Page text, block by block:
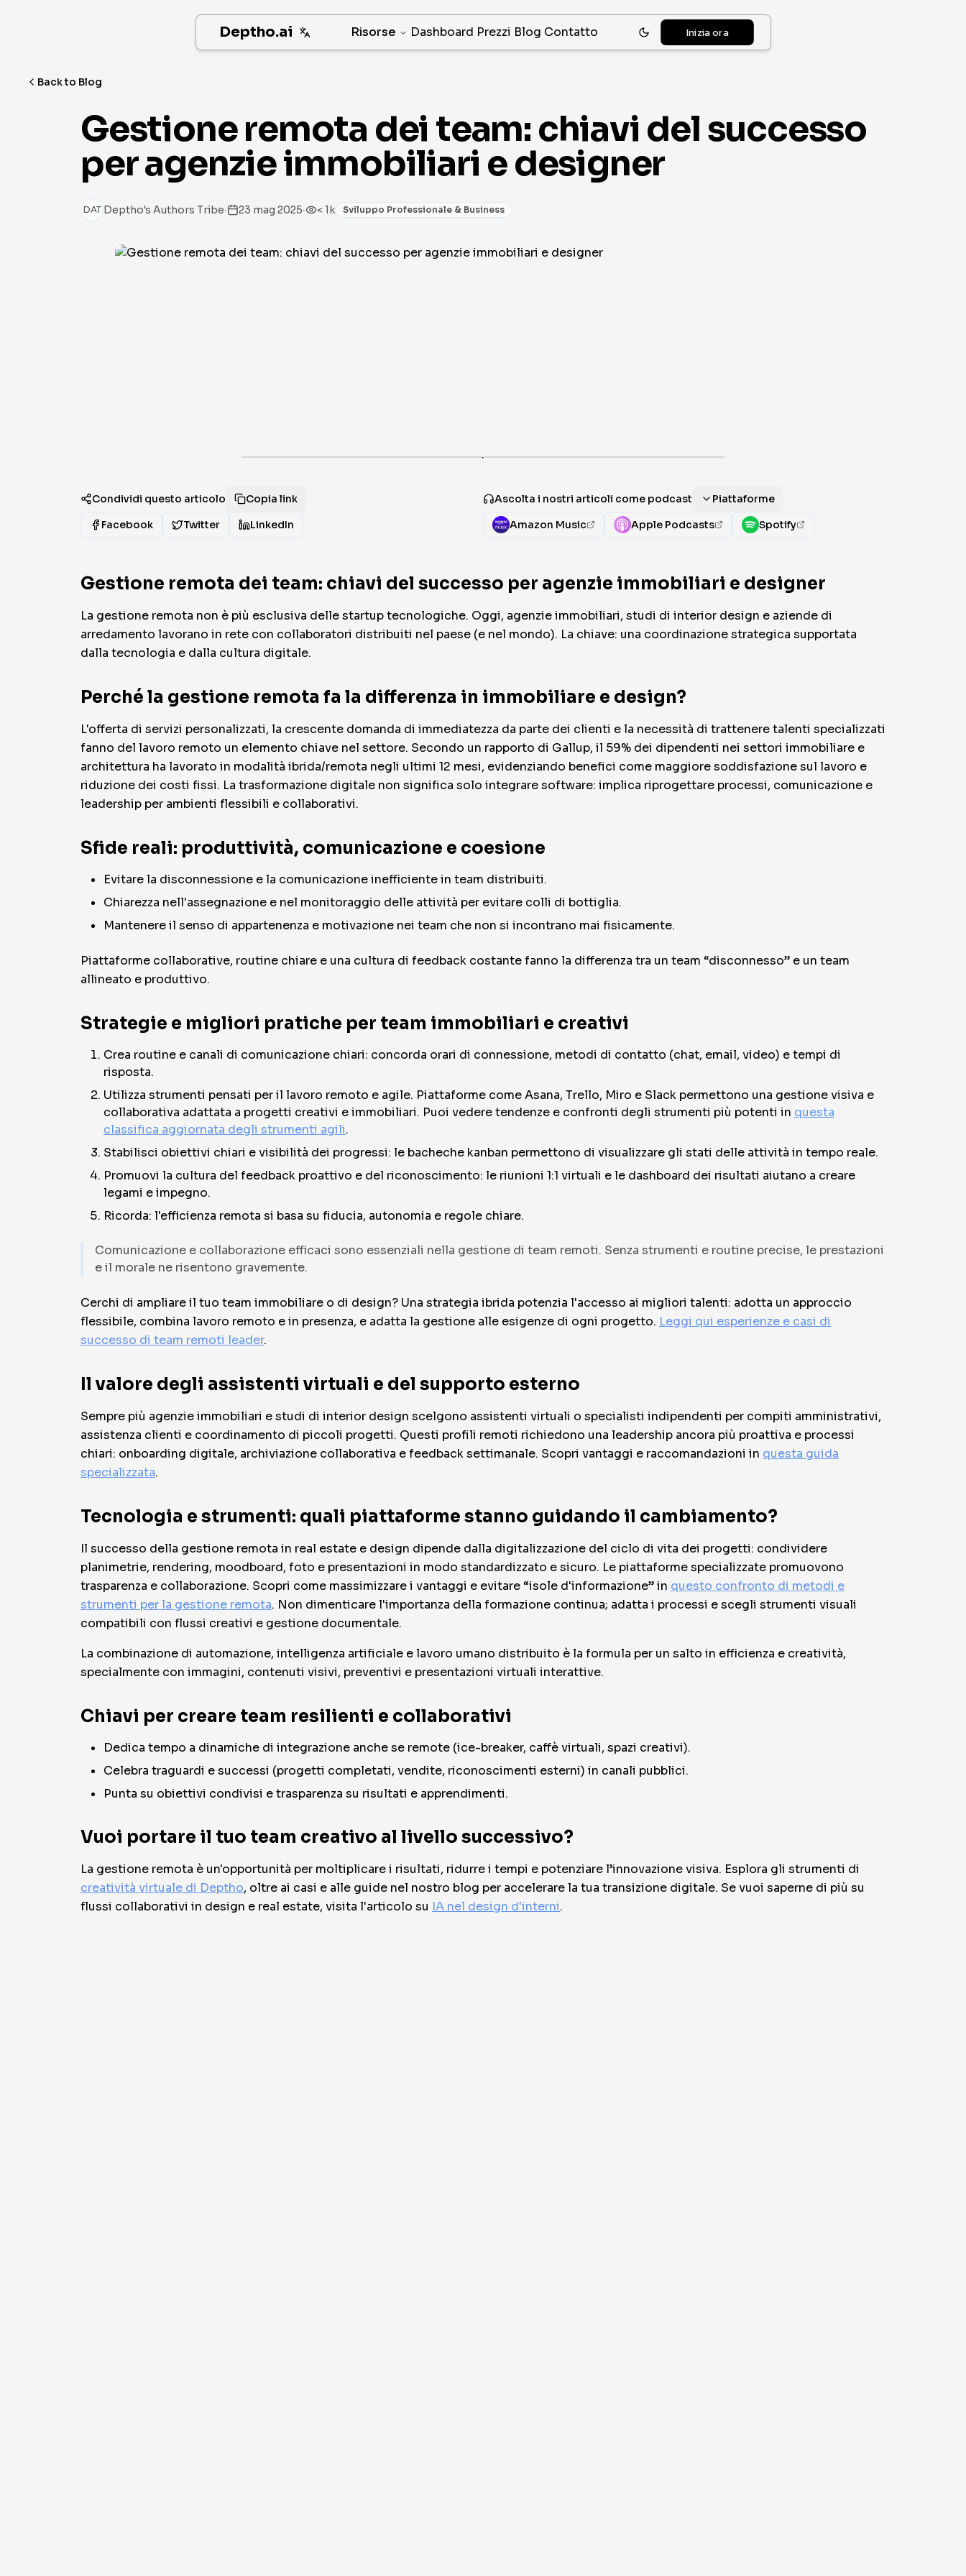
Deptho.ai Risorse Dashboard Prezzi Blog Contatto Inizia ora
Back to Blog
Gestione remota dei team: chiavi del successo
per agenzie immobiliari e designer
DAT Deptho's Authors Tribe· 23 mag 2025· < 1k Sviluppo Professionale & Business
·
Condividi questo articolo
Copia link
Facebook
Twitter LinkedIn
Ascolta i nostri articoli come podcast
Piattaforme
Amazon Music
Apple Podcasts Spotify
Gestione remota dei team: chiavi del successo per agenzie immobiliari e designer
La gestione remota non è più esclusiva delle startup tecnologiche. Oggi, agenzie immobiliari, studi di interior design e aziende di
arredamento lavorano in rete con collaboratori distribuiti nel paese (e nel mondo). La chiave: una coordinazione strategica supportata
dalla tecnologia e dalla cultura digitale.
Perché la gestione remota fa la differenza in immobiliare e design?
L'offerta di servizi personalizzati, la crescente domanda di immediatezza da parte dei clienti e la necessità di trattenere talenti specializzati
fanno del lavoro remoto un elemento chiave nel settore. Secondo un rapporto di Gallup, il 59% dei dipendenti nei settori immobiliare e
architettura ha lavorato in modalità ibrida/remota negli ultimi 12 mesi, evidenziando benefici come maggiore soddisfazione sul lavoro e
riduzione dei costi fissi. La trasformazione digitale non significa solo integrare software: implica riprogettare processi, comunicazione e
leadership per ambienti flessibili e collaborativi.
Sfide reali: produttività, comunicazione e coesione
Evitare la disconnessione e la comunicazione inefficiente in team distribuiti.
Chiarezza nell'assegnazione e nel monitoraggio delle attività per evitare colli di bottiglia.
Mantenere il senso di appartenenza e motivazione nei team che non si incontrano mai fisicamente.
Piattaforme collaborative, routine chiare e una cultura di feedback costante fanno la differenza tra un team “disconnesso” e un team
allineato e produttivo.
Strategie e migliori pratiche per team immobiliari e creativi
Crea routine e canali di comunicazione chiari: concorda orari di connessione, metodi di contatto (chat, email, video) e tempi di
risposta.
Utilizza strumenti pensati per il lavoro remoto e agile. Piattaforme come Asana, Trello, Miro e Slack permettono una gestione visiva e
collaborativa adattata a progetti creativi e immobiliari. Puoi vedere tendenze e confronti degli strumenti più potenti in questa
classifica aggiornata degli strumenti agili.
Stabilisci obiettivi chiari e visibilità dei progressi: le bacheche kanban permettono di visualizzare gli stati delle attività in tempo reale.
Promuovi la cultura del feedback proattivo e del riconoscimento: le riunioni 1:1 virtuali e le dashboard dei risultati aiutano a creare
legami e impegno.
Ricorda: l'efficienza remota si basa su fiducia, autonomia e regole chiare.
Comunicazione e collaborazione efficaci sono essenziali nella gestione di team remoti. Senza strumenti e routine precise, le prestazioni
e il morale ne risentono gravemente.
Cerchi di ampliare il tuo team immobiliare o di design? Una strategia ibrida potenzia l'accesso ai migliori talenti: adotta un approccio
flessibile, combina lavoro remoto e in presenza, e adatta la gestione alle esigenze di ogni progetto. Leggi qui esperienze e casi di
successo di team remoti leader.
Il valore degli assistenti virtuali e del supporto esterno
Sempre più agenzie immobiliari e studi di interior design scelgono assistenti virtuali o specialisti indipendenti per compiti amministrativi,
assistenza clienti e coordinamento di piccoli progetti. Questi profili remoti richiedono una leadership ancora più proattiva e processi
chiari: onboarding digitale, archiviazione collaborativa e feedback settimanale. Scopri vantaggi e raccomandazioni in questa guida
specializzata.
Tecnologia e strumenti: quali piattaforme stanno guidando il cambiamento?
Il successo della gestione remota in real estate e design dipende dalla digitalizzazione del ciclo di vita dei progetti: condividere
planimetrie, rendering, moodboard, foto e presentazioni in modo standardizzato e sicuro. Le piattaforme specializzate promuovono
trasparenza e collaborazione. Scopri come massimizzare i vantaggi e evitare “isole d'informazione” in questo confronto di metodi e
strumenti per la gestione remota. Non dimenticare l'importanza della formazione continua; adatta i processi e scegli strumenti visuali
compatibili con flussi creativi e gestione documentale.
La combinazione di automazione, intelligenza artificiale e lavoro umano distribuito è la formula per un salto in efficienza e creatività,
specialmente con immagini, contenuti visivi, preventivi e presentazioni virtuali interattive.
Chiavi per creare team resilienti e collaborativi
Dedica tempo a dinamiche di integrazione anche se remote (ice-breaker, caffè virtuali, spazi creativi).
Celebra traguardi e successi (progetti completati, vendite, riconoscimenti esterni) in canali pubblici.
Punta su obiettivi condivisi e trasparenza su risultati e apprendimenti.
Vuoi portare il tuo team creativo al livello successivo?
La gestione remota è un'opportunità per moltiplicare i risultati, ridurre i tempi e potenziare l’innovazione visiva. Esplora gli strumenti di
creatività virtuale di Deptho, oltre ai casi e alle guide nel nostro blog per accelerare la tua transizione digitale. Se vuoi saperne di più su
flussi collaborativi in design e real estate, visita l'articolo su IA nel design d'interni.